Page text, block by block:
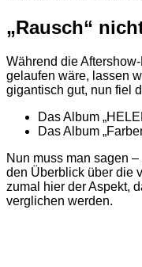
„Rausch“
Während die
gelaufen wäre, lassen
gigantisch gut, nun fiel
Das Album
Das Album
Nun muss man sagen
den Überblick über die
zumal hier der Aspekt,
verglichen werden.